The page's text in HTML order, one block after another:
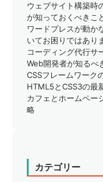
ウェブサイト構築時
が知っておくべきこ
ワードプレスが動か
いてお困りではあり
コーディング代行サ
Web開発者が知るべ
CSSフレームワー
HTML5とCSS3の最
カフェとホームペー
略
カテゴリー